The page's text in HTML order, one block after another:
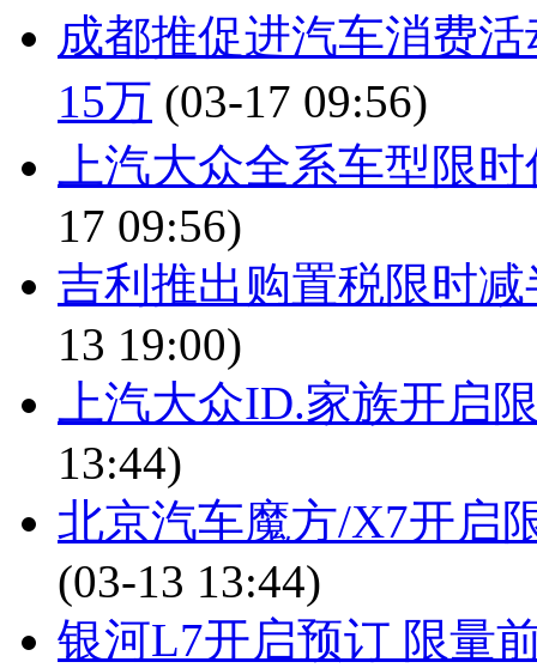
成都推促进汽车消费
15万 (03-17 09:56)
上汽大众全系车型限
17 09:56)
吉利推出购置税限时
13 19:00)
上汽大众ID.家族开启
13:44)
北京汽车魔方/X7开启
(03-13 13:44)
银河L7开启预订 限量